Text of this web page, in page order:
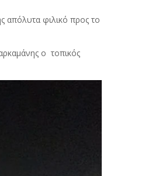
φιλικό προς το
ο τοπικός